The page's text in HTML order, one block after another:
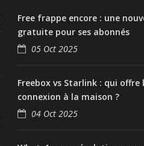
Free frappe encore : une
gratuite pour ses abonnés
05 Oct 2025
Freebox vs Starlink : qui offre
connexion à la maison ?
04 Oct 2025